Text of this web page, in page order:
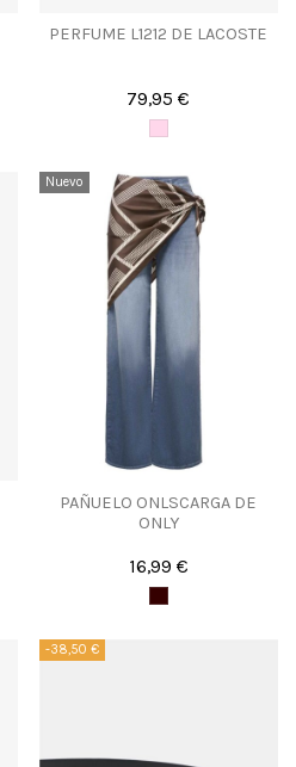
PERFUME L1212 DE LACOSTE
79,95 €
Nuevo
PAÑUELO ONLSCARGA DE
ONLY
16,99 €
-38,50 €